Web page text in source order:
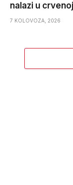
nalazi u
7 KOLOVOZA, 2026